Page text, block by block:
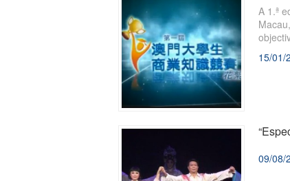
A 1.ª
15/01/
09/08/